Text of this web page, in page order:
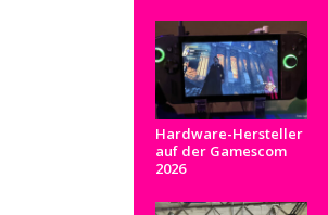
Hardware-Hersteller
auf der Gamescom
2026